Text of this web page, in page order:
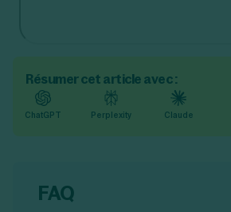
Résumer cet article avec :
ChatGPT Perplexity Claude
FAQ